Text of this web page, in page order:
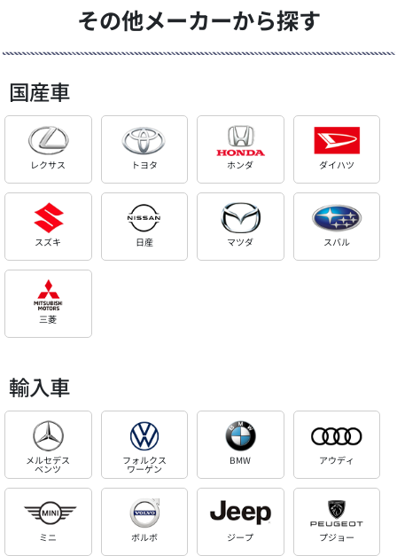
その他メーカーから探す
国産車
レクサス トヨタ ホンダ ダイハツ
スズキ 日産 マツダ スバル
三菱
輸入車
メルセデス
ベンツ
フォルクス
ワーゲン
BMW アウディ
ミニ ボルボ ジープ プジョー